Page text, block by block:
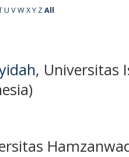
U VWXY ZAll
, Universitas